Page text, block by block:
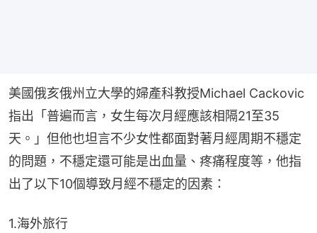
美國俄亥俄州立大學的婦產科教授Michael Cackovic
指出「普遍而言，女生每次月經應該相隔21至35
天。」但他也坦言不少女性都面對著月經周期不穩定
的問題，不穩定還可能是出血量、疼痛程度等，他指
出了以下10個導致月經不穩定的因素：
1.海外旅行